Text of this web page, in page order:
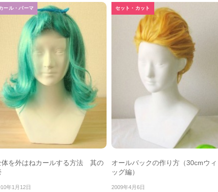
ール・パーマ
体を外はねカールする方法 其の
年1月12日
セット・カット
オールバックの作り方（30cmウィ
ッグ編）
2009年4月6日